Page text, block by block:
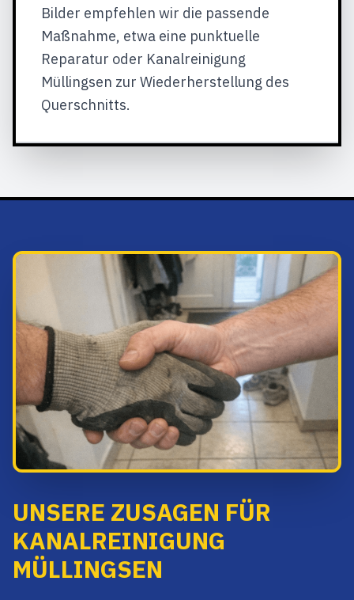
Bilder empfehlen wir die passende
Maßnahme, etwa eine punktuelle
Reparatur oder Kanalreinigung
Müllingsen zur Wiederherstellung des
Querschnitts.
UNSERE ZUSAGEN FÜR
KANALREINIGUNG
MÜLLINGSEN